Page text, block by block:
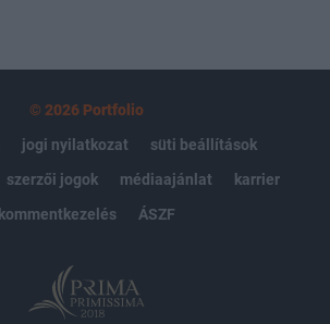
© 2026 Portfolio
jogi nyilatkozat
süti beállítások
szerzői jogok médiaajánlat
karrier
kommentkezelés
ÁSZF